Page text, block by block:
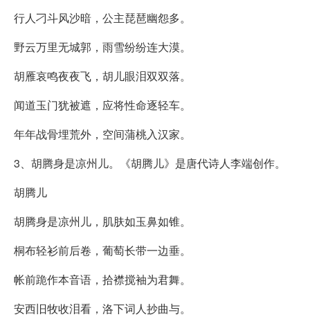
行人刁斗风沙暗，公主琵琶幽怨多。
野云万里无城郭，雨雪纷纷连大漠。
胡雁哀鸣夜夜飞，胡儿眼泪双双落。
闻道玉门犹被遮，应将性命逐轻车。
年年战骨埋荒外，空间蒲桃入汉家。
3、胡腾身是凉州儿。《胡腾儿》是唐代诗人李端创作。
胡腾儿
胡腾身是凉州儿，肌肤如玉鼻如锥。
桐布轻衫前后卷，葡萄长带一边垂。
帐前跪作本音语，拾襟搅袖为君舞。
安西旧牧收泪看，洛下词人抄曲与。